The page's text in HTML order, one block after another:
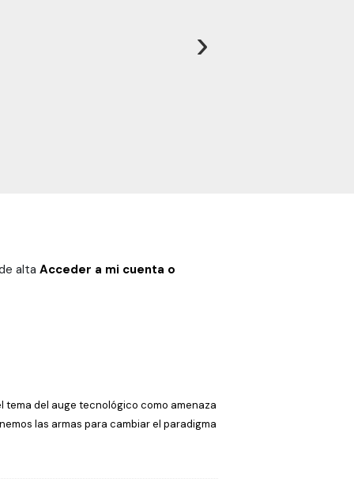
›
alta Acceder a mi cuenta o
tema del auge tecnológico como amenaza
las armas para cambiar el paradigma